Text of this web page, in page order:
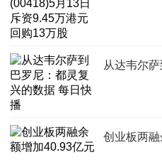
从达韦尔
创业板两